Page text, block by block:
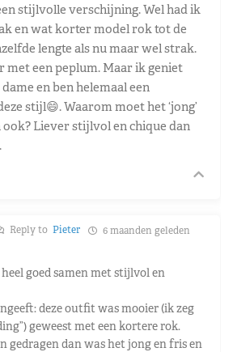
stijlvolle verschijning. Wel had ik
en wat korter model rok tot de
lengte als nu maar wel strak.
met een peplum. Maar ik geniet
en ben helemaal een
stijl😄. Waarom moet het ‘jong’
ook? Liever stijlvol en chique dan
Reply to Pieter 6 maanden geleden
goed samen met stijlvol en
deze outfit was mooier (ik zeg
geweest met een kortere rok.
gedragen dan was het jong en fris en